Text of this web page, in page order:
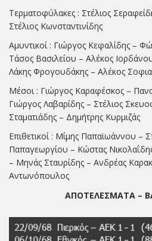
Τερματοφύλακες : Στέλιος
Στέλιος Κωνσταντινίδης
Αμυντικοί : Γιώργος Κεφαλίδης –
Τάσος Βασιλείου – Αλέκος
Λάκης Φρογουδάκης – Αλέκος
Μέσοι : Γιώργος Καραφέσκος –
Γιώργος Λαβαρίδης – Στέλιος
Σταματιάδης – Δημήτρης Κυρμιζάς
Επιθετικοί : Μίμης Παπαϊωάννου
Παπαγεωργίου – Κώστας
– Μηνάς Σταυρίδης – Ανδρέας
Αντωνόπουλος
ΑΠΟΤΕΛΕΣΜΑΤΑ –